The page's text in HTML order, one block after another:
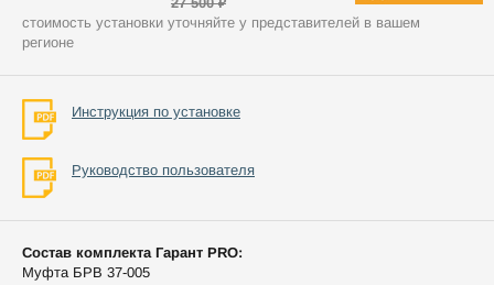
стоимость установки уточняйте у представителей в вашем
регионе
Инструкция по установке
Руководство пользователя
Состав комплекта Гарант PRO:
Муфта БРВ 37-005